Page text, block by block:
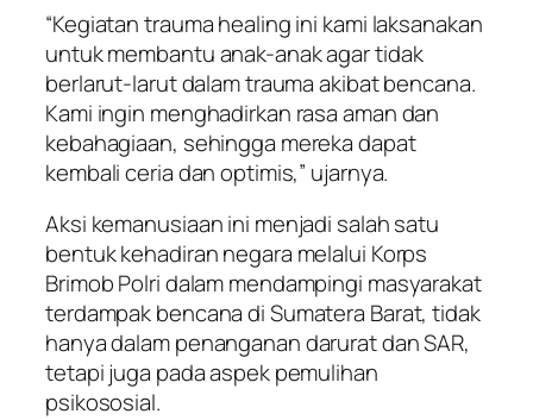
“Kegiatan trauma healing ini kami laksanakan
untuk membantu anak-anak agar tidak
berlarut-larut dalam trauma akibat bencana.
Kami ingin menghadirkan rasa aman dan
kebahagiaan, sehingga mereka dapat
kembali ceria dan optimis,” ujarnya.
Aksi kemanusiaan ini menjadi salah satu
bentuk kehadiran negara melalui Korps
Brimob Polri dalam mendampingi masyarakat
terdampak bencana di Sumatera Barat, tidak
hanya dalam penanganan darurat dan SAR,
tetapi juga pada aspek pemulihan
psikososial.